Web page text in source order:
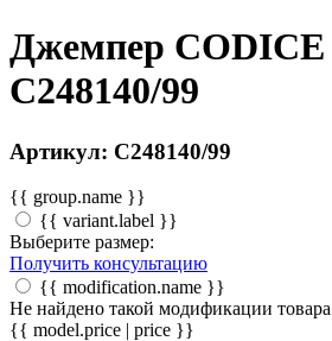
Джемпер CODICE
C248140/99
Артикул: C248140/99
{{ group.name }}
{{ variant.label }}
Выберите размер:
Получить консультацию
{{ modification.name }}
Не найдено такой модификации товара
{{ model.price | price }}